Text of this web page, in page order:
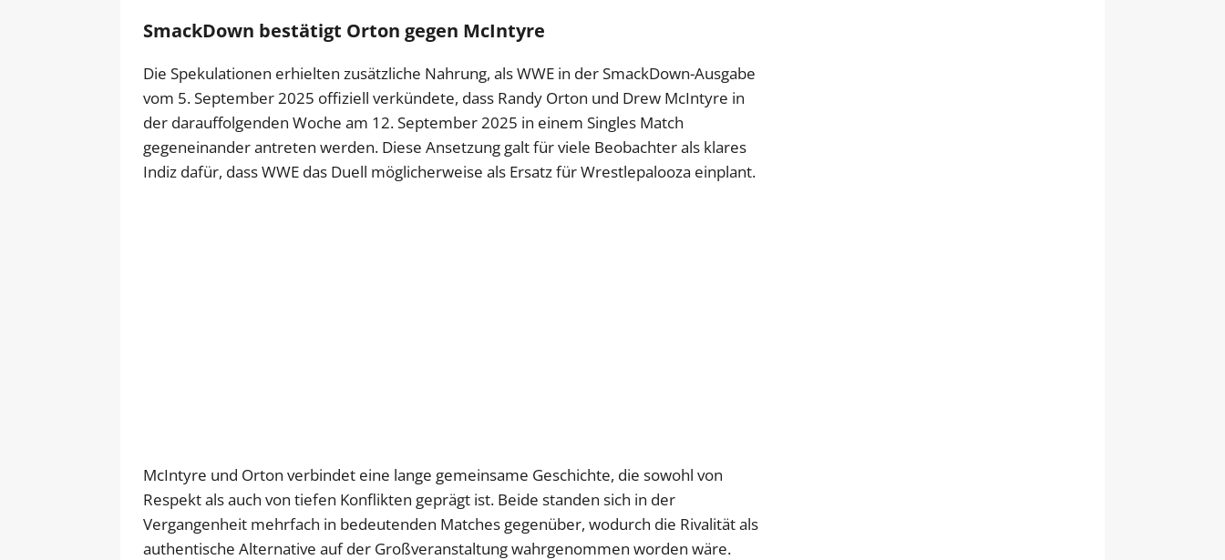
SmackDown bestätigt Orton gegen McIntyre
Die Spekulationen erhielten zusätzliche Nahrung, als WWE in der SmackDown-Ausgabe
vom 5. September 2025 offiziell verkündete, dass Randy Orton und Drew McIntyre in
der darauffolgenden Woche am 12. September 2025 in einem Singles Match
gegeneinander antreten werden. Diese Ansetzung galt für viele Beobachter als klares
Indiz dafür, dass WWE das Duell möglicherweise als Ersatz für Wrestlepalooza einplant.
McIntyre und Orton verbindet eine lange gemeinsame Geschichte, die sowohl von
Respekt als auch von tiefen Konflikten geprägt ist. Beide standen sich in der
Vergangenheit mehrfach in bedeutenden Matches gegenüber, wodurch die Rivalität als
authentische Alternative auf der Großveranstaltung wahrgenommen worden wäre.